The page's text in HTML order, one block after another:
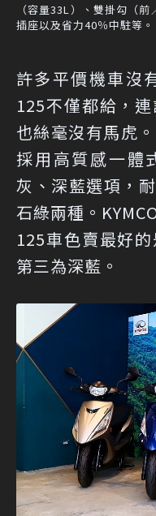
（容量33L）、雙掛勾（
插座以及省力40％中駐等
許多平價機車沒
125不僅都給，
也絲毫沒有馬虎
採用高質感一體
灰、深藍選項，
石綠兩種。
125車色賣最好
第三為深藍。